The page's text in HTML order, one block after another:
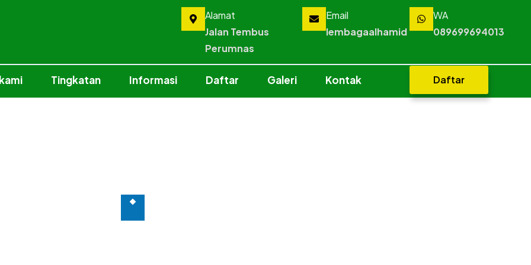
Alamat
Jalan Tembus
Perumnas
Email
lembagaalhamid
WA
089699694013
Tingkatan Informasi Daftar Galeri Kontak Daftar